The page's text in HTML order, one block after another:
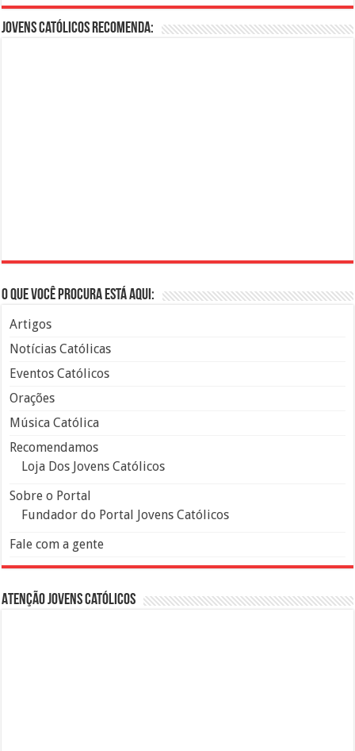
Jovens Católicos Recomenda:
O que você procura está aqui:
Artigos
Notícias Católicas
Eventos Católicos
Orações
Música Católica
Recomendamos
Loja Dos Jovens Católicos
Sobre o Portal
Fundador do Portal Jovens Católicos
Fale com a gente
Atenção Jovens Católicos